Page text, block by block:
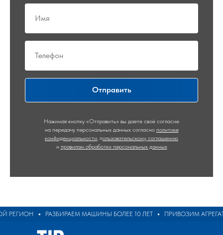
Отправить
Нажимая кнопку «Отправить» вы даете своё согласие
на передачу персональных данных согласно политике
конфиденциальности, пользовательскому соглашению
и правилам обработки персональных данных
РАЗБИРАЕМ МАШИНЫ БОЛЕЕ 10 ЛЕТ ПРИВОЗИМ